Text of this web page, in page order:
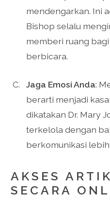
mendengarkan. Ini
Bishop selalu
memberi ruang
berbicara.
Jaga Emosi Anda:
berarti menjadi
dikatakan Dr. Mary
terkelola dengan
berkomunikasi
AKSES
SECARA